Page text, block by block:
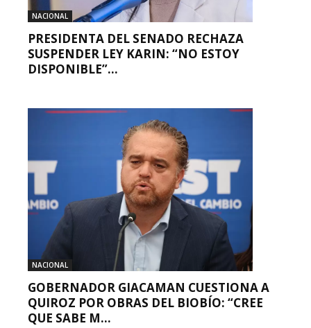
NACIONAL
PRESIDENTA DEL SENADO RECHAZA
SUSPENDER LEY KARIN: “NO ESTOY
DISPONIBLE”...
NACIONAL
GOBERNADOR GIACAMAN CUESTIONA A
QUIROZ POR OBRAS DEL BIOBÍO: “CREE
QUE SABE M...